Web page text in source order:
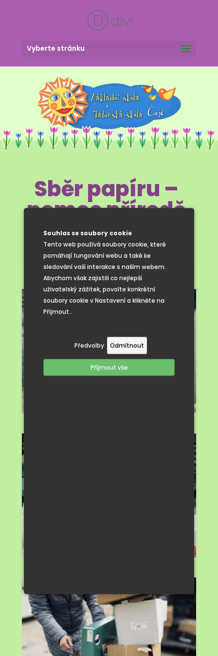
Souhlas se soubory cookie
Tento web používá soubory cookie, které
pomáhají fungování webu a také ke
sledování vaší interakce s naším webem.
Abychom však zajistili co nejlepší
uživatelský zážitek, povolte konkrétní
soubory cookie v Nastavení a klikněte na
Přijmout..
Předvolby Odmítnout
Příjmout vše
Vyberte stránku
Sběr papíru –
pomoc přírodě
i škole